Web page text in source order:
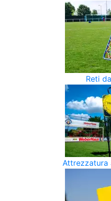
Reti
Attrezzatura